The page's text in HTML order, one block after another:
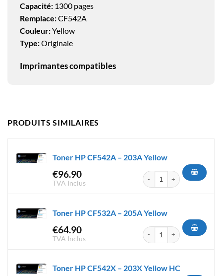
Capacité: 1300 pages
Remplace:CF542A
Couleur:Yellow
Type:Originale
Imprimantes compatibles
PRODUITS SIMILAIRES
Toner HP CF542A – 203A Yellow
€96.90
TVA Inclus
quantité de Toner HP
Toner HP CF532A – 205A Yellow
€64.90
TVA Inclus
quantité de Toner HP
Toner HP CF542X – 203X Yellow HC